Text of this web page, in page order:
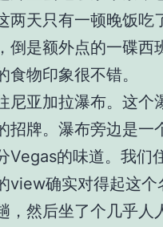
两天只有一顿晚饭吃
倒是额外点的一碟西
物印象很不错。
尼亚加拉瀑布。这个
招牌。瀑布旁边是一
Vegas的味道。我们
view确实对得起这
，然后坐了个几乎人